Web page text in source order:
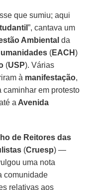
que sumiu; aqui
”, cantava um
Ambiental da
(EACH)
(USP). Várias
à manifestação,
caminhar em protesto
a Avenida
de Reitores das
(Cruesp) —
uma nota
comunidade
relativas aos